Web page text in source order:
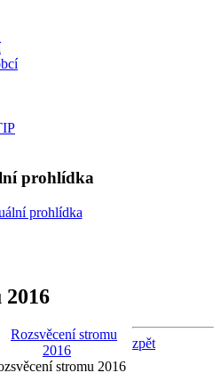
prohlídka
2016
stromu 2016
zpět